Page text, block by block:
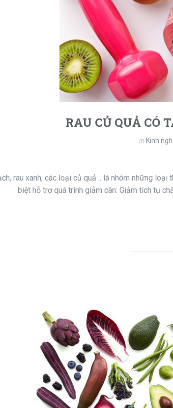
RAU CỦ QUẢ CÓ
in Kinh
rau xanh, các loại củ quả… là nhóm những
biệt hỗ trợ quá trình giảm cân: Giảm tích tụ